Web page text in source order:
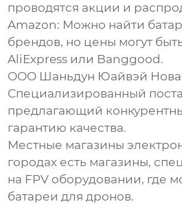
проводятся акции и
Amazon: Можно найти
брендов, но цены могут
AliExpress или Banggood.
ООО Шаньдун Юайвэй
Специализированный
предлагающий
гарантию качества.
Местные магазины
городах есть магазины,
на FPV оборудовании, где
батареи для дронов.